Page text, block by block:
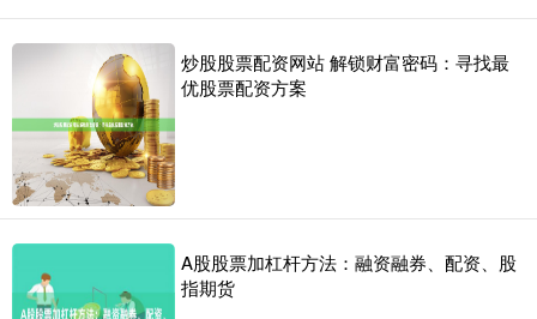
炒股股票配资网站 解锁财富密码：寻找最
优股票配资方案
A股股票加杠杆方法：融资融券、配资、股
指期货